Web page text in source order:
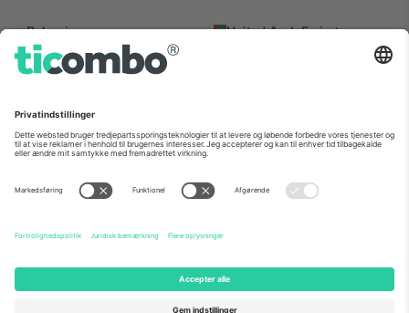
Bulgaria
Regus Sofia City West, bul
Totleben 53-55, 1606 Sofia,
United Arab Emirates
UAE Dubai Silicon Oasis, DDP
Mexico
Av Chapultepec 360, Roma
Norte, Cuauhtémoc, 06700
Ciudad de México, CDMX,
sted, begivenhed og/eller domæne. For detaljer se den specifikke
begivenhedsside, tryk og vilkår.,Virksomhed
Ticombo. Alle rettigheder forbeholdes.